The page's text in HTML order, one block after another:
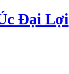
Đại Lợi